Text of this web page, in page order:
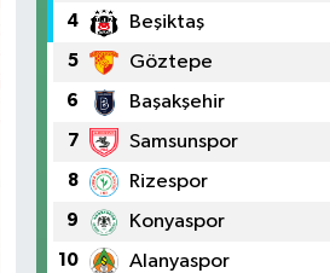
4 Beşiktaş
5 Göztepe
6 Başakşehir
7 Samsunspor
8 Rizespor
9 Konyaspor
10 Alanyaspor